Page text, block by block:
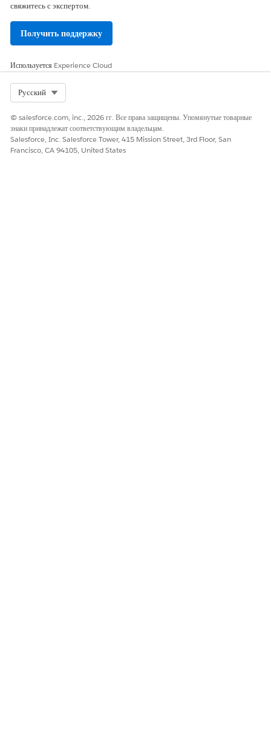
свяжитесь с экспертом.
Получить поддержку
Используется Experience Cloud
Русский
© salesforce.com, inc., 2026 гг. Все права защищены. Упомянутые товарные
знаки принадлежат соответствующим владельцам.
Salesforce, Inc. Salesforce Tower, 415 Mission Street, 3rd Floor, San
Francisco, CA 94105, United States